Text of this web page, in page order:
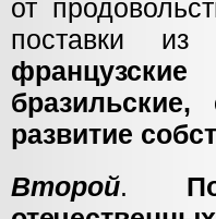
от
поставки
развитие
Второй.